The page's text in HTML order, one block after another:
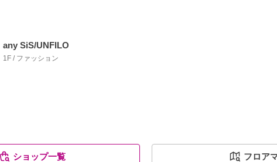
any SiS/UNFILO
1F / ファッション
ショップ一覧 フロア